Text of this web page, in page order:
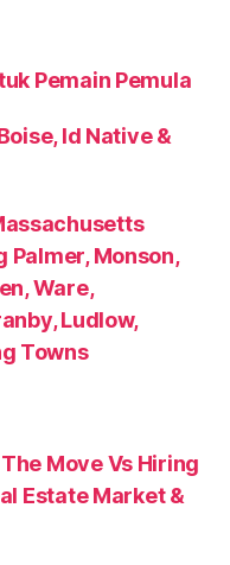
Pemain Pemula
Id Native &
Palmer, Monson,
Ware,
Ludlow,
Towns
Move Vs Hiring
Estate Market &